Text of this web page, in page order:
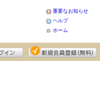
重要なお知らせ
ヘルプ
ホーム